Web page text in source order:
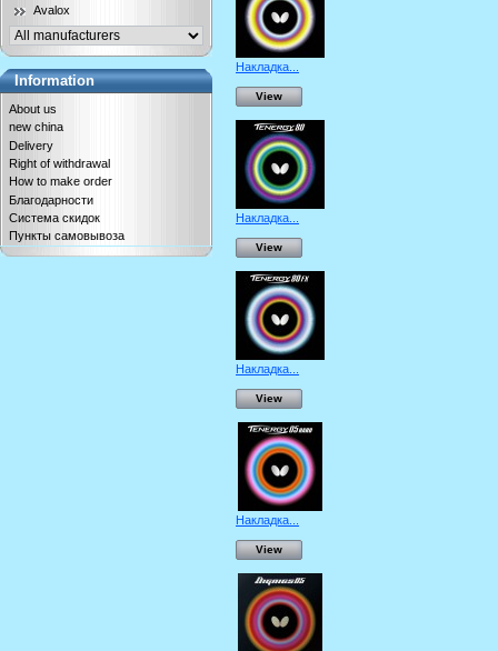
Avalox
Information
About us
new china
Delivery
Right of withdrawal
How to make order
Благодарности
Система скидок
Пункты самовывоза
Накладка...
View
Накладка...
View
Накладка...
View
Накладка...
View